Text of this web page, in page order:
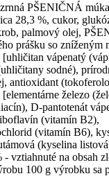
PŠENIČNÁ
28,3 %, cukor,
palmový olej,
prášku so zníženým
[uhličitan vápenatý
sodné),
antioxidant
železo
D-pantotenát
(vitamín B2),
(vitamín B6),
(kyselina
vztiahnuté na obsah
100 g výrobku sa